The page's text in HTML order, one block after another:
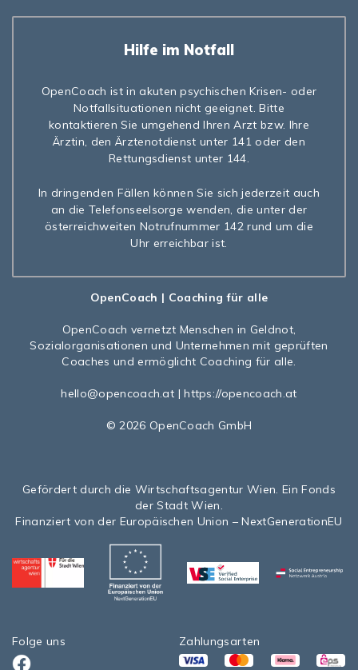
Hilfe im Notfall
OpenCoach ist in akuten psychischen Krisen- oder
Notfallsituationen nicht geeignet. Bitte
kontaktieren Sie umgehend Ihren Arzt bzw. Ihre
Ärztin, den Ärztenotdienst unter 141 oder den
Rettungsdienst unter 144.
In dringenden Fällen können Sie sich jederzeit auch
an die Telefonseelsorge wenden, die unter der
österreichweiten Notrufnummer 142 rund um die
Uhr erreichbar ist.
OpenCoach | Coaching für alle
OpenCoach vernetzt Menschen in Geldnot,
Sozialorganisationen und Unternehmen mit geprüften
Coaches und ermöglicht Coaching für alle.
hello@opencoach.at |https://opencoach.at
© 2026 OpenCoach GmbH
Gefördert durch die Wirtschaftsagentur Wien. Ein Fonds
der Stadt Wien.
Finanziert von der Europäischen Union – NextGenerationEU
Folge uns
Zahlungsarten
VISA
MastercardKlarna eps>